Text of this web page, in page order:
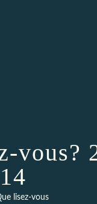
vous?
lisez-vous